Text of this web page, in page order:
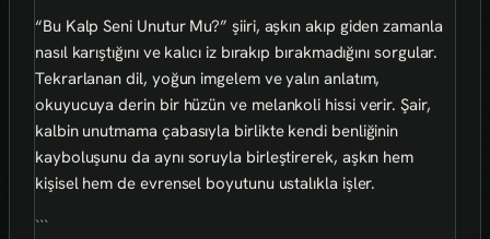
“Bu Kalp Seni Unutur Mu?” şiiri, aşkın akıp giden zamanla
nasıl karıştığını ve kalıcı iz bırakıp bırakmadığını sorgular.
Tekrarlanan dil, yoğun imgelem ve yalın anlatım,
okuyucuya derin bir hüzün ve melankoli hissi verir. Şair,
kalbin unutmama çabasıyla birlikte kendi benliğinin
kayboluşunu da aynı soruyla birleştirerek, aşkın hem
kişisel hem de evrensel boyutunu ustalıkla işler.
```